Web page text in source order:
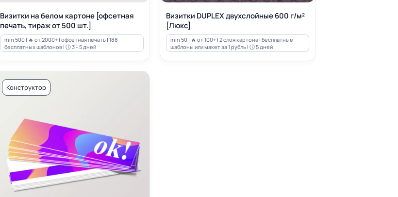
Визитки на белом картоне [офсетная
печать, тираж от 500 шт.]
min 500 | 🔥 от 2000+ | офсетная печать | 188
бесплатных шаблонов | 🕔 3 - 5 дней
Визитки DUPLEX двухслойные 600 г/м²
[Люкс]
min 50 | 🔥 от 100+ | 2 слоя картона | бесплатные
шаблоны или макет за 1 рубль | 🕔 5 дней
Конструктор